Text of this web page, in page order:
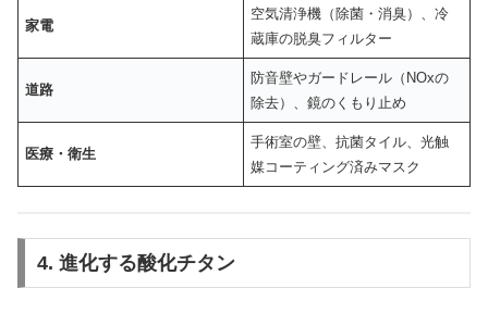
家電
空気清浄機（除菌・消臭）、冷
蔵庫の脱臭フィルター
道路
防音壁やガードレール（NOxの
除去）、鏡のくもり止め
医療・衛生
手術室の壁、抗菌タイル、光触
媒コーティング済みマスク
4. 進化する酸化チタン